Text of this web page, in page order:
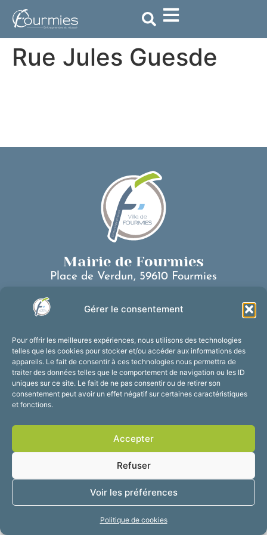
Gérer le consentement
Pour offrir les meilleures expériences, nous utilisons des technologies
telles que les cookies pour stocker et/ou accéder aux informations des
appareils. Le fait de consentir à ces technologies nous permettra de
traiter des données telles que le comportement de navigation ou les ID
uniques sur ce site. Le fait de ne pas consentir ou de retirer son
consentement peut avoir un effet négatif sur certaines caractéristiques
et fonctions.
Accepter
Refuser
Voir les préférences
Politique de cookies
principal
Rue Jules Guesde
Mairie de Fourmies
Place de Verdun, 59610 Fourmies
Nous contacter
Du lundi au vendredi :
de 8h30 à 12h et de 13h30 à 17h30
Suivez-nous !
Mentions légales
Plan du site
Confidentialité
2025 © Propulsé par
Utopia